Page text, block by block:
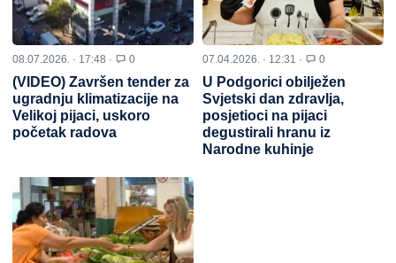
08.07.2026. · 17:48 · 0
(VIDEO) Završen tender za
ugradnju klimatizacije na
Velikoj pijaci, uskoro
početak radova
07.04.2026. · 12:31 · 0
U Podgorici obilježen
Svjetski dan zdravlja,
posjetioci na pijaci
degustirali hranu iz
Narodne kuhinje